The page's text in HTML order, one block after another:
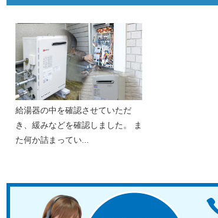
給湯器の中を確認させていただ
き、緩みなどを確認しました。 ま
た何か詰まってい...